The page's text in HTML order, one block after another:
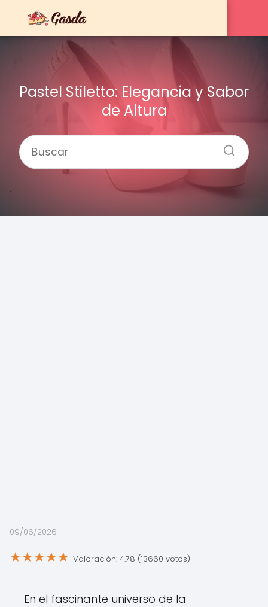
Pastel Stiletto: Elegancia y Sabor
de Altura
09/06/2026
★★★★★ Valoración: 4.78 (13660 votos)
En el fascinante universo de la